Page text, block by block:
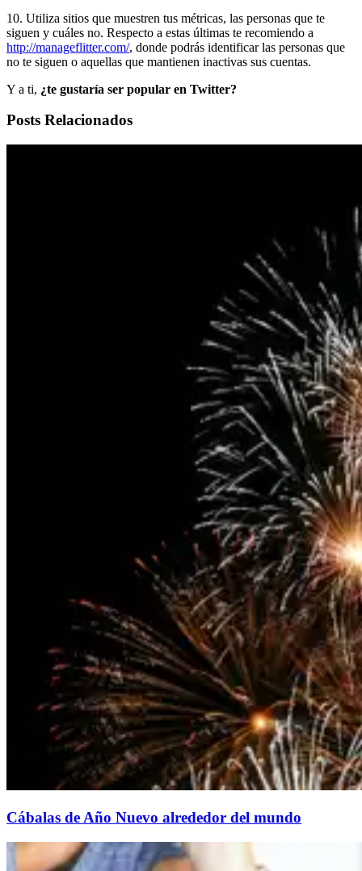
10. Utiliza sitios que muestren tus métricas, las personas que te
siguen y cuáles no. Respecto a estas últimas te recomiendo a
http://manageflitter.com/, donde podrás identificar las personas que
no te siguen o aquellas que mantienen inactivas sus cuentas.
Y a ti, ¿te gustaría ser popular en Twitter?
Posts Relacionados
Cábalas de Año Nuevo alrededor del mundo